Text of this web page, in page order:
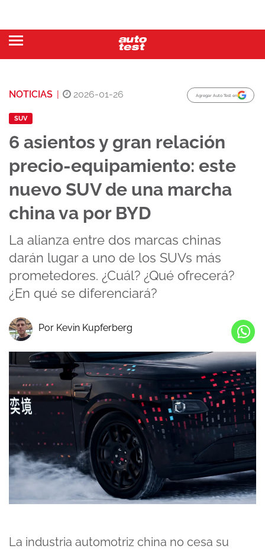
NOTICIAS | 2026-01-26 Agregar Auto Test en
SUV
6 asientos y gran relación
precio-equipamiento: este
nuevo SUV de una marcha
china va por BYD
La alianza entre dos marcas chinas
darán lugar a uno de los SUVs más
prometedores. ¿Cuál? ¿Qué ofrecerá?
¿En qué se diferenciará?
Por Kevin Kupferberg
La industria automotriz china no cesa su